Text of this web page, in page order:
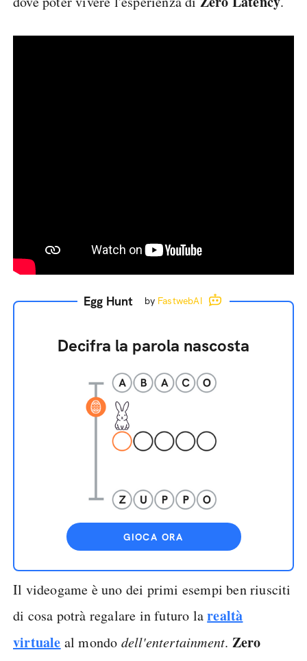
Egg Hunt by FastwebAI
Decifra la parola nascosta
GIOCA ORA
Il videogame è uno dei primi esempi ben riusciti
di cosa potrà regalare in futuro larealtà
virtuale al mondo dell'entertainment. Zero